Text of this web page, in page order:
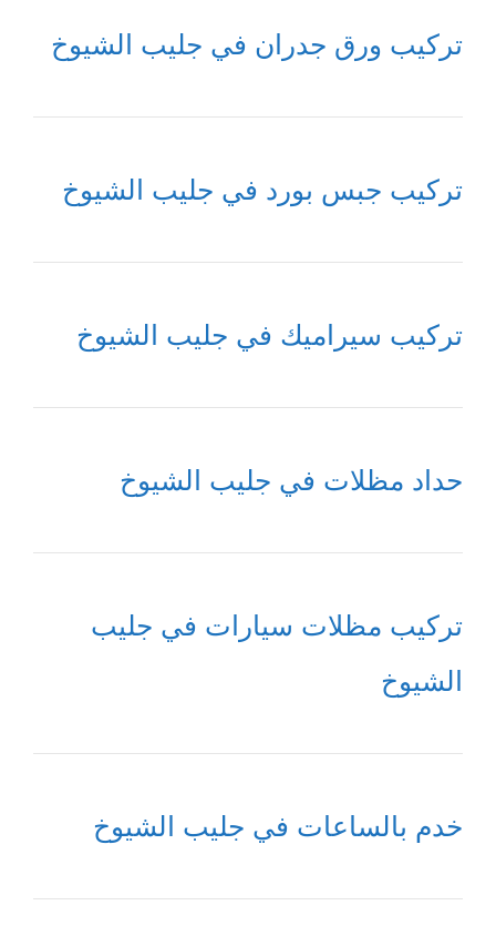
تركيب ورق جدران في جليب الشيوخ
تركيب جبس بورد في جليب الشيوخ
تركيب سيراميك في جليب الشيوخ
حداد مظلات في جليب الشيوخ
تركيب مظلات سيارات في جليب
الشيوخ
خدم بالساعات في جليب الشيوخ